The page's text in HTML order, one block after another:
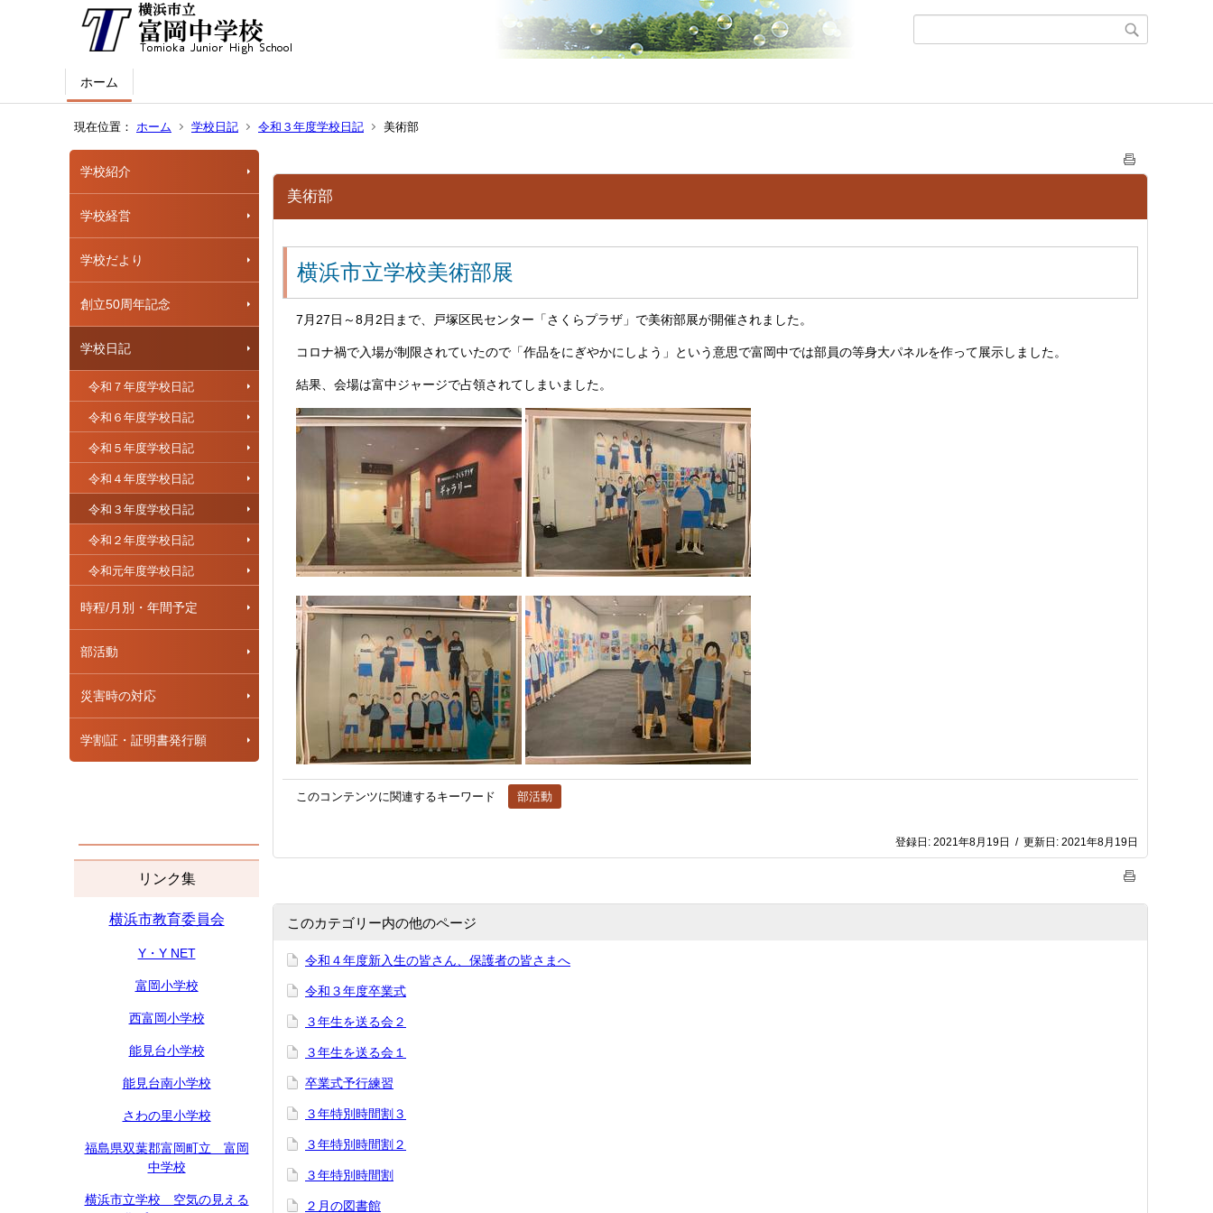
ホーム
現在位置： ホーム 学校日記 令和３年度学校日記 美術部
学校紹介
学校経営
学校だより
創立50周年記念
学校日記
令和７年度学校日記
令和６年度学校日記
令和５年度学校日記
令和４年度学校日記
令和３年度学校日記
令和２年度学校日記
令和元年度学校日記
時程/月別・年間予定
部活動
災害時の対応
学割証・証明書発行願
リンク集
横浜市教育委員会
Y・Y NET
富岡小学校
西富岡小学校
能見台小学校
能見台南小学校
さわの里小学校
福島県双葉郡富岡町立 富岡
中学校
横浜市立学校 空気の見える
美術部
横浜市立学校美術部展
7月27日～8月2日まで、戸塚区民センター「さくらプラザ」で美術部展が開催されました。
コロナ禍で入場が制限されていたので「作品をにぎやかにしよう」という意思で富岡中では部員の等身大パネルを作って展示しました。
結果、会場は富中ジャージで占領されてしまいました。
このコンテンツに関連するキーワード 部活動
登録日: 2021年8月19日 / 更新日: 2021年8月19日
このカテゴリー内の他のページ
令和４年度新入生の皆さん、保護者の皆さまへ
令和３年度卒業式
３年生を送る会２
３年生を送る会１
卒業式予行練習
３年特別時間割３
３年特別時間割２
３年特別時間割
２月の図書館